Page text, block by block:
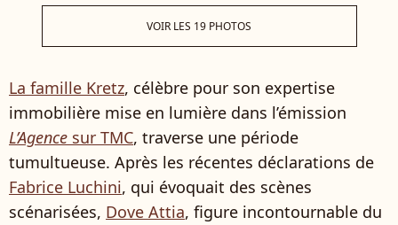
VOIR LES 19 PHOTOS
La famille Kretz, célèbre pour son expertise
immobilière mise en lumière dans l’émission
L’Agence sur TMC, traverse une période
tumultueuse. Après les récentes déclarations de
Fabrice Luchini, qui évoquait des scènes
scénarisées, Dove Attia, figure incontournable du